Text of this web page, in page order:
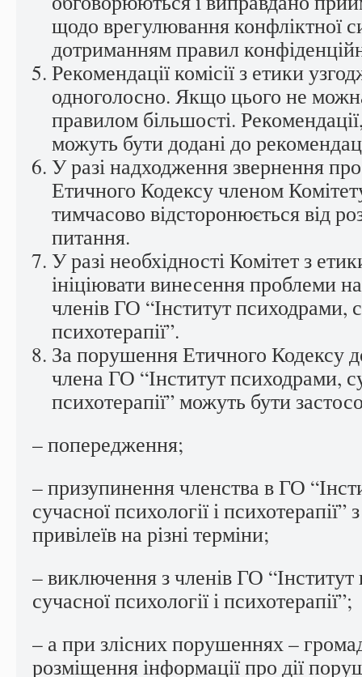
щодо врегулювання конфліктної
дотриманням правил
Рекомендації комісії з етики
одноголосно. Якщо цього не
правилом більшості.
можуть бути додані до
У разі надходження звернення
Етичного Кодексу членом
тимчасово відсторонюється від
питання.
У разі необхідності Комітет з
ініціювати винесення проблеми
членів ГО “Інститут психодрами,
психотерапії”.
За порушення Етичного Кодексу
члена ГО “Інститут психодрами,
психотерапії” можуть бути
– попередження;
– призупинення членства в ГО
сучасної психології і
привілеїв на різні терміни;
– виключення з членів ГО
сучасної психології і психотерапії”;
– а при злісних порушеннях –
розміщення інформації про дії